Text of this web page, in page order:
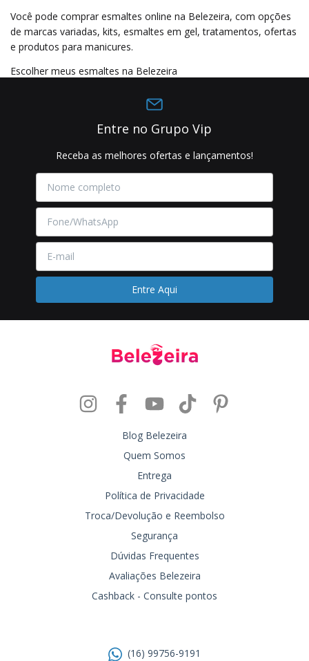
Você pode comprar esmaltes online na Belezeira, com opções
de marcas variadas, kits, esmaltes em gel, tratamentos, ofertas
e produtos para manicures.
Escolher meus esmaltes na Belezeira
Entre no Grupo Vip
Receba as melhores ofertas e lançamentos!
Blog Belezeira
Quem Somos
Entrega
Política de Privacidade
Troca/Devolução e Reembolso
Segurança
Dúvidas Frequentes
Avaliações Belezeira
Cashback - Consulte pontos
(16) 99756-9191